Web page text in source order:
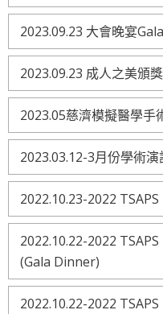
2023.09.23 大會晚宴
2023.09.23 成人之美頒
2023.05慈濟模擬醫學手
2023.03.12-3月份學術
2022.10.23-2022
2022.10.22-2022
(Gala Dinner)
2022.10.22-2022